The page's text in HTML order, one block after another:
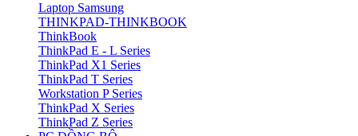
Laptop Samsung
THINKPAD-THINKBOOK
ThinkBook
ThinkPad E - L Series
ThinkPad X1 Series
ThinkPad T Series
Workstation P Series
ThinkPad X Series
ThinkPad Z Series